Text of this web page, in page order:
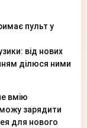
пульт у
від нових
ділюся ними
вмію
можу зарядити
для нового